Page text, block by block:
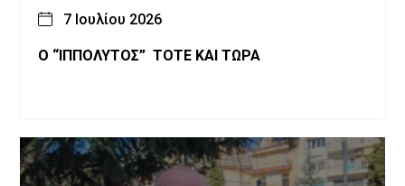
7 Ιουλίου 2026
Ο “ΙΠΠΟΛΥΤΟΣ” ΤΟΤΕ ΚΑΙ ΤΩΡΑ